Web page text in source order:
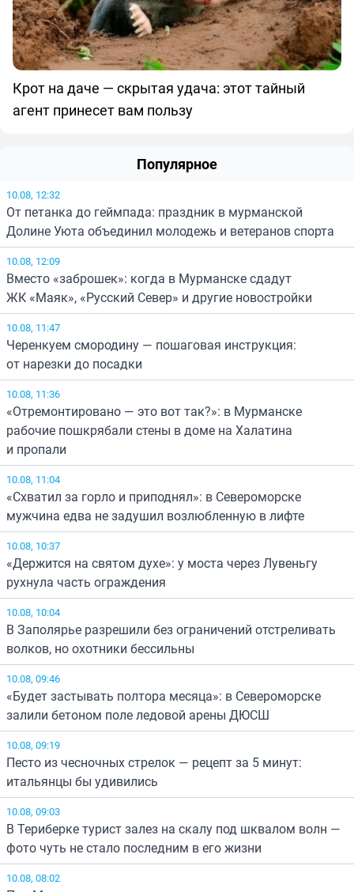
Крот на даче — скрытая удача: этот тайный
агент принесет вам пользу
Популярное
10.08, 12:32
От петанка до геймпада: праздник в мурманской
Долине Уюта объединил молодежь и ветеранов спорта
10.08, 12:09
Вместо «заброшек»: когда в Мурманске сдадут
ЖК «Маяк», «Русский Север» и другие новостройки
10.08, 11:47
Черенкуем смородину — пошаговая инструкция:
от нарезки до посадки
10.08, 11:36
«Отремонтировано — это вот так?»: в Мурманске
рабочие пошкрябали стены в доме на Халатина
и пропали
10.08, 11:04
«Схватил за горло и приподнял»: в Североморске
мужчина едва не задушил возлюбленную в лифте
10.08, 10:37
«Держится на святом духе»: у моста через Лувеньгу
рухнула часть ограждения
10.08, 10:04
В Заполярье разрешили без ограничений отстреливать
волков, но охотники бессильны
10.08, 09:46
«Будет застывать полтора месяца»: в Североморске
залили бетоном поле ледовой арены ДЮСШ
10.08, 09:19
Песто из чесночных стрелок — рецепт за 5 минут:
итальянцы бы удивились
10.08, 09:03
В Териберке турист залез на скалу под шквалом волн —
фото чуть не стало последним в его жизни
10.08, 08:02